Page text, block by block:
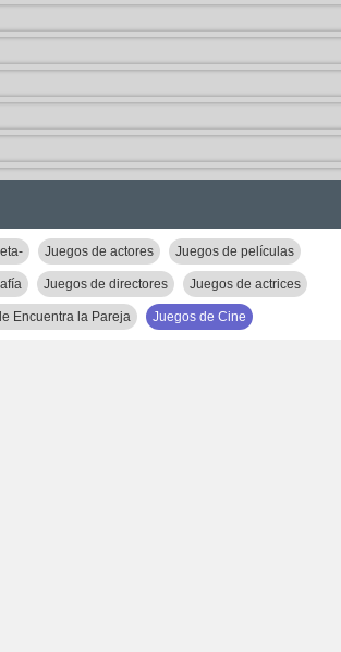
Juegos de actores Juegos de películas
Juegos de directores Juegos de actrices
Encuentra la Pareja Juegos de Cine